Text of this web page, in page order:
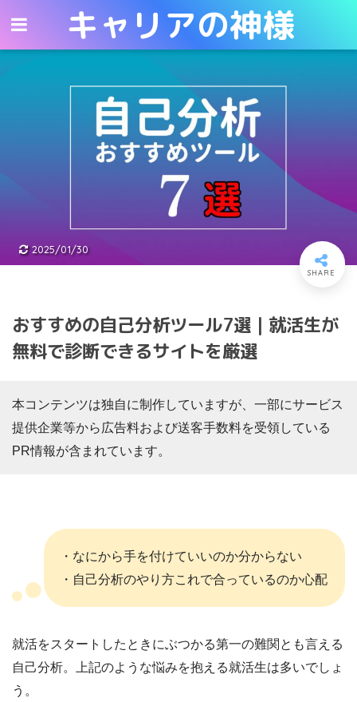
キャリアの神様キャリアの神様
2025/01/30
おすすめの自己分析ツール7選｜就活生が
無料で診断できるサイトを厳選
本コンテンツは独自に制作していますが、一部にサービス
提供企業等から広告料および送客手数料を受領している
PR情報が含まれています。
・なにから手を付けていいのか分からない
・自己分析のやり方これで合っているのか心配
就活をスタートしたときにぶつかる第一の難関とも言える
自己分析。上記のような悩みを抱える就活生は多いでしょ
う。